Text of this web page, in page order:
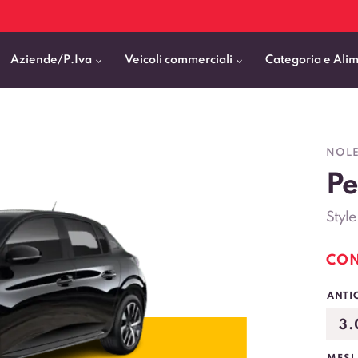
Aziende/P.Iva Veicoli commerciali
Allestiti
Persone
zero
VEDI TUTTI
Categoria e
Station Wagon
Fiat
Audi
Mercedes-Benz
Kia
VEDI TUTTI
Fiat Professional
Mercedes Benz Vans
Renault Professional